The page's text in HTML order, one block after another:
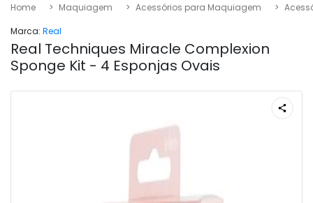
Home Maquiagem Acessórios para Maquiagem
Marca: Real
Real Techniques Miracle Complexion
Sponge Kit - 4 Esponjas Ovais